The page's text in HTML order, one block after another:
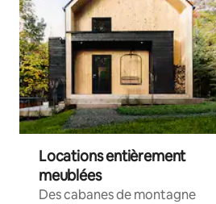
Locations entièrement
meublées
Des cabanes de montagne